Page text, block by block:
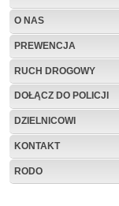
O NAS
PREWENCJA
RUCH DROGOWY
DOŁĄCZ DO POLICJI
DZIELNICOWI
KONTAKT
RODO